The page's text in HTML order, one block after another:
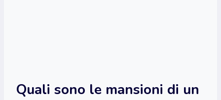
Quali sono le mansioni di un